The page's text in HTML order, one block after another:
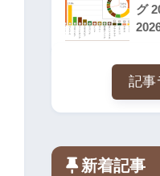
グ
記事
新着記事